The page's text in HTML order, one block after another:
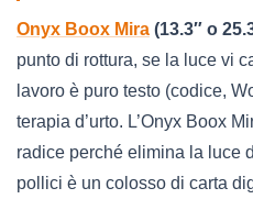
Onyx Boox Mira (13.3″ o
punto di rottura, se la luce vi
lavoro è puro testo (codice,
terapia d’urto. L’Onyx Boox
radice perché elimina la luce
pollici è un colosso di carta